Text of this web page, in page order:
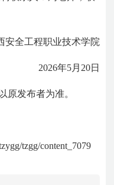
安全工程职业技术学院
2026年5月20日
原发布者为准。
tzgg/content_7079